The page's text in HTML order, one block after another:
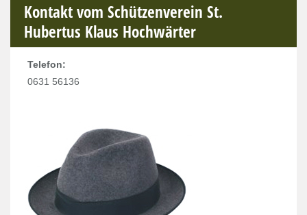
Kontakt vom Schützenverein St.
Hubertus Klaus Hochwärter
Telefon:
0631 56136